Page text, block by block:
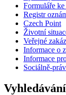
Formuláře ke
Registr
Czech Point
Životní
Veřejné
Informace o
Informace
Sociálně-
Vyhledávání